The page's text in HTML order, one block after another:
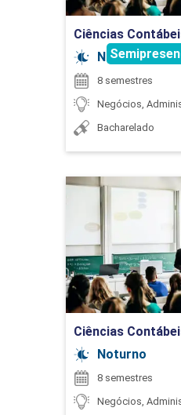
SISTEMAS DE
GERENCIAIS
45
Ciências
Noturno
8 semestres
Negócios,
Bacharelado
Ciências
Noturno
8 semestres
Negócios,
Ir para